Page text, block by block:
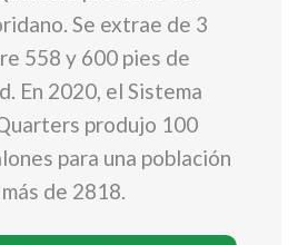
Se extrae de 3
558 y 600 pies de
En 2020, el Sistema
produjo 100
para una población
de 2818.